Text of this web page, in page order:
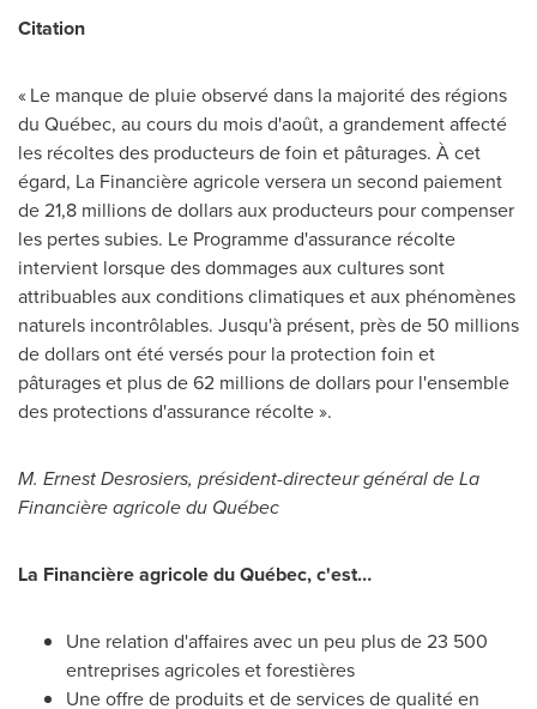
Citation
« Le manque de pluie observé dans la majorité des régions
du Québec, au cours du mois d'août, a grandement affecté
les récoltes des producteurs de foin et pâturages. À cet
égard, La Financière agricole versera un second paiement
de 21,8 millions de dollars aux producteurs pour compenser
les pertes subies. Le Programme d'assurance récolte
intervient lorsque des dommages aux cultures sont
attribuables aux conditions climatiques et aux phénomènes
naturels incontrôlables. Jusqu'à présent, près de 50 millions
de dollars ont été versés pour la protection foin et
pâturages et plus de 62 millions de dollars pour l'ensemble
des protections d'assurance récolte ».
M. Ernest Desrosiers, président-directeur général de La
Financière agricole du Québec
La Financière agricole du Québec, c'est…
Une relation d'affaires avec un peu plus de 23 500
entreprises agricoles et forestières
Une offre de produits et de services de qualité en